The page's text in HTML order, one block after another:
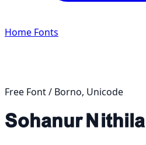
Home Fonts
Free Font / Borno, Unicode
Sohanur Nithila